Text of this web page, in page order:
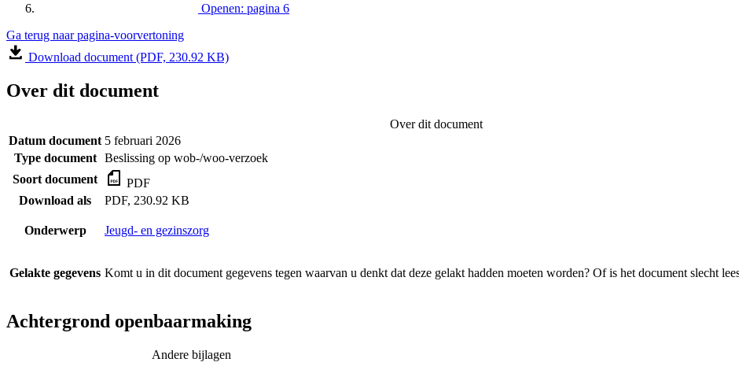
Openen: pagina 6
Ga terug naar pagina-voorvertoning
Download document (PDF, 230.92 KB)
Over dit document
Over dit document
Datum document 5 februari 2026
Type document
Beslissing op wob-/woo-verzoek
Soort document
PDF
Download als
PDF, 230.92 KB
Onderwerp Jeugd- en gezinszorg
Gelakte gegevens Komt u in dit document gegevens tegen waarvan u denkt dat deze gelakt hadden moeten worden? Of is het document slecht
Achtergrond openbaarmaking
Andere bijlagen